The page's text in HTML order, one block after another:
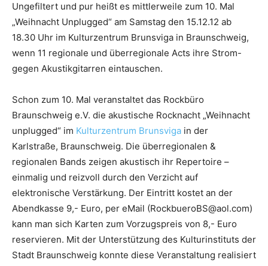
Ungefiltert und pur heißt es mittlerweile zum 10. Mal
„Weihnacht Unplugged“ am Samstag den 15.12.12 ab
18.30 Uhr im Kulturzentrum Brunsviga in Braunschweig,
wenn 11 regionale und überregionale Acts ihre Strom-
gegen Akustikgitarren eintauschen.
Schon zum 10. Mal veranstaltet das Rockbüro
Braunschweig e.V. die akustische Rocknacht „Weihnacht
unplugged“ im Kulturzentrum Brunsviga in der
Karlstraße, Braunschweig. Die überregionalen &
regionalen Bands zeigen akustisch ihr Repertoire –
einmalig und reizvoll durch den Verzicht auf
elektronische Verstärkung. Der Eintritt kostet an der
Abendkasse 9,- Euro, per eMail (RockbueroBS@aol.com)
kann man sich Karten zum Vorzugspreis von 8,- Euro
reservieren. Mit der Unterstützung des Kulturinstituts der
Stadt Braunschweig konnte diese Veranstaltung realisiert